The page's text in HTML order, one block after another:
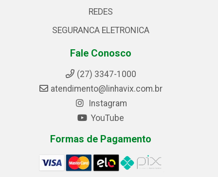
REDES
SEGURANCA ELETRONICA
Fale Conosco
(27) 3347-1000
atendimento@linhavix.com.br
Instagram
YouTube
Formas de Pagamento